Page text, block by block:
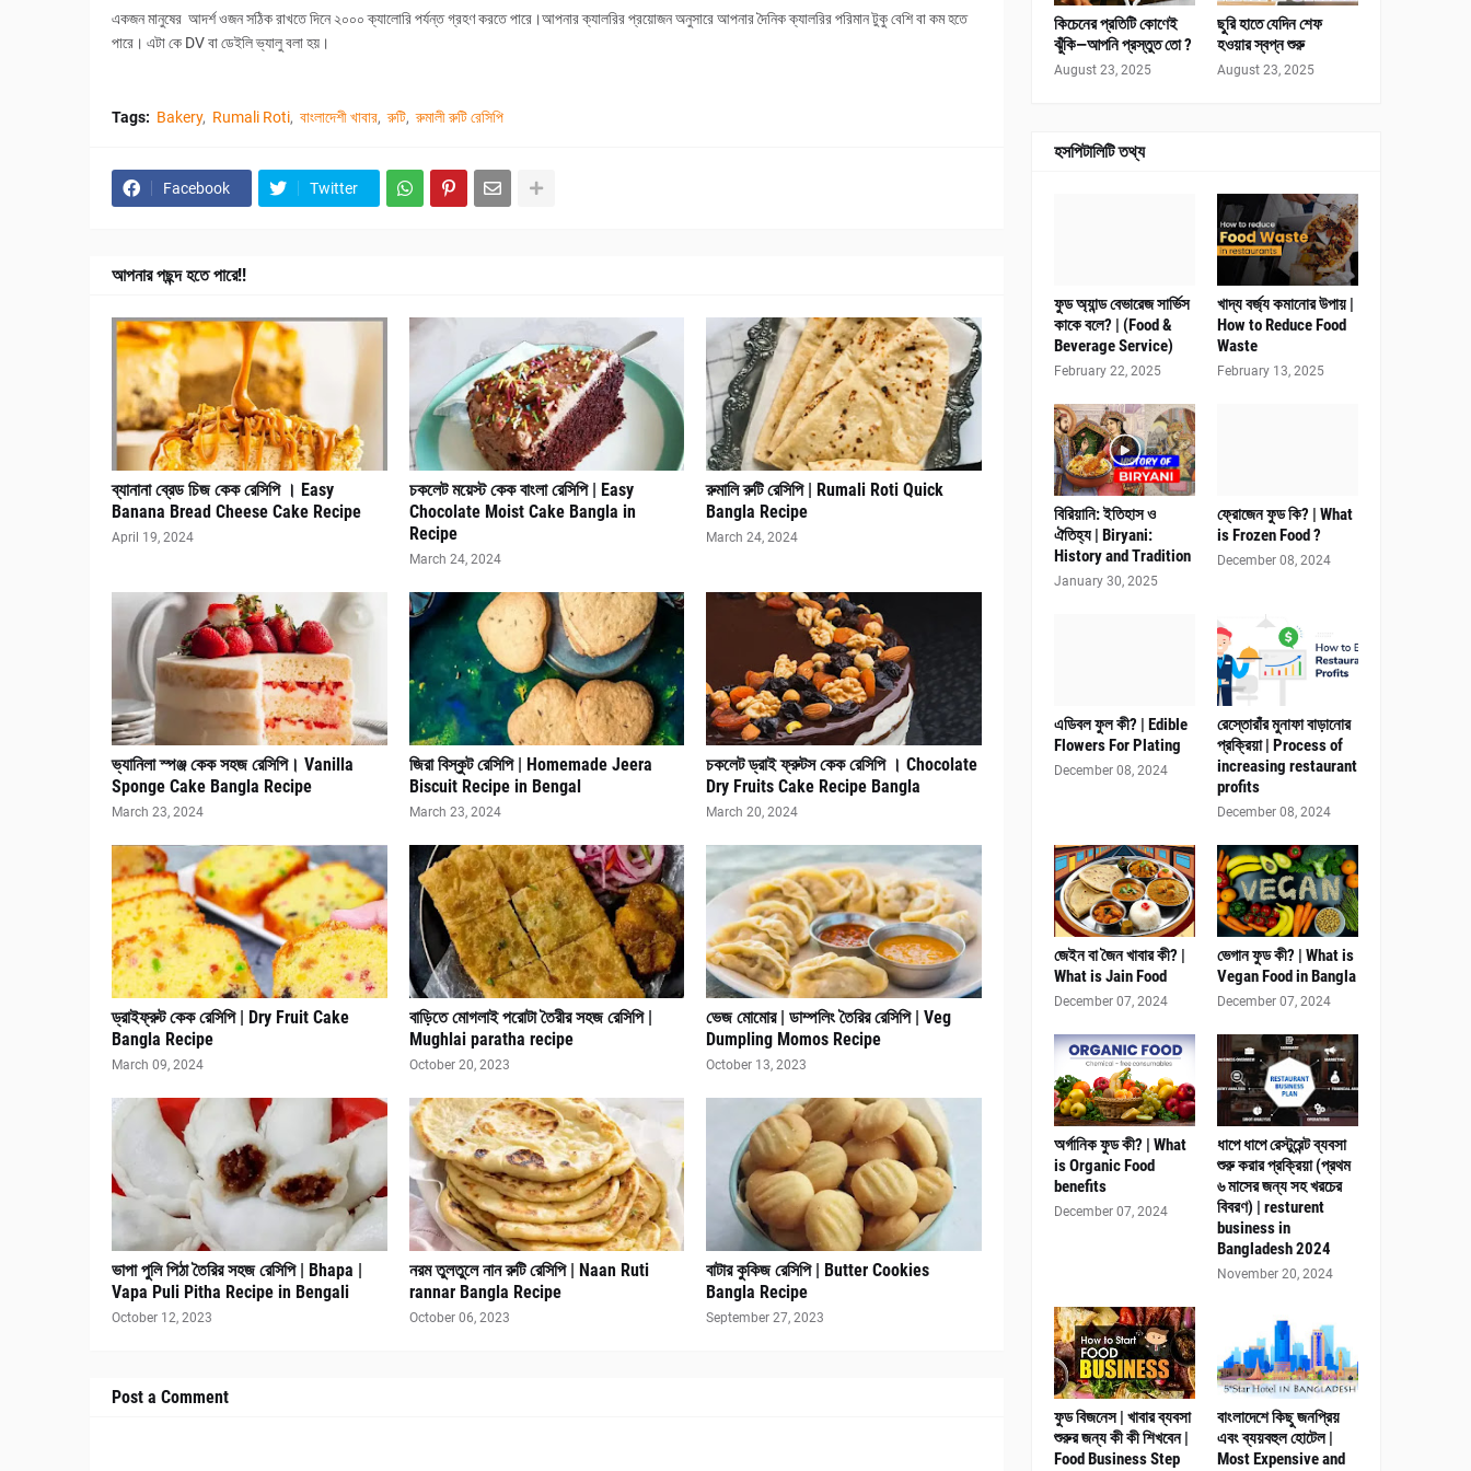
একজন মানুষের আদর্শ ওজন সঠিক রাখতে দিনে ২০০০ ক্যালোরি পর্যন্ত গ্রহণ করতে পারে।আপনার ক্যালরির প্রয়োজন অনুসারে আপনার দৈনিক ক্যালরির পরিমান টুকু বেশি বা কম হতে
পারে। এটা কে DV বা ডেইলি ভ্যালু বলা হয়।
Tags: Bakery Rumali Roti বাংলাদেশী খাবার রুটি রুমালী রুটি রেসিপি
Facebook Twitter
আপনার পছন্দ হতে পারে!!
ব্যানানা ব্রেড চিজ কেক রেসিপি । Easy
Banana Bread Cheese Cake Recipe
April 19, 2024
চকলেট ময়েস্ট কেক বাংলা রেসিপি | Easy ​
Chocolate Moist Cake Bangla in
Recipe
March 24, 2024
রুমালি রুটি রেসিপি | Rumali Roti Quick
Bangla Recipe
March 24, 2024
ভ্যানিলা স্পঞ্জ কেক সহজ রেসিপি। Vanilla
Sponge Cake Bangla Recipe
March 23, 2024
জিরা বিস্কুট রেসিপি | Homemade Jeera
Biscuit Recipe in Bengal
March 23, 2024
চকলেট ড্রাই ফ্রুটস কেক রেসিপি । Chocolate
Dry Fruits Cake Recipe Bangla
March 20, 2024
ড্রাইফ্রুট কেক রেসিপি | Dry Fruit Cake
Bangla Recipe
March 09, 2024
বাড়িতে মোগলাই পরোটা তৈরীর সহজ রেসিপি |
Mughlai paratha recipe
October 20, 2023
ভেজ মোমোর | ডাম্পলিং তৈরির রেসিপি | Veg
Dumpling Momos Recipe
October 13, 2023
ভাপা পুলি পিঠা তৈরির সহজ রেসিপি | Bhapa |
Vapa Puli Pitha Recipe in Bengali
October 12, 2023
নরম তুলতুলে নান রুটি রেসিপি | Naan Ruti
rannar Bangla Recipe
October 06, 2023
বাটার কুকিজ রেসিপি | Butter Cookies
Bangla Recipe
September 27, 2023
Post a Comment
কিচেনের প্রতিটি কোণেই
ঝুঁকি—আপনি প্রস্তুত তো ?
August 23, 2025
ছুরি হাতে যেদিন শেফ
হওয়ার স্বপ্ন শুরু
August 23, 2025
হসপিটালিটি তথ্য
ফুড অ্যান্ড বেভারেজ সার্ভিস
কাকে বলে? | (Food &
Beverage Service)
February 22, 2025
খাদ্য বর্জ্য কমানোর উপায় |
How to Reduce Food
Waste
February 13, 2025
বিরিয়ানি: ইতিহাস ও
ঐতিহ্য | Biryani:
History and Tradition
January 30, 2025
ফ্রোজেন ফুড কি? | What
is Frozen Food ?
December 08, 2024
এডিবল ফুল কী? | Edible
Flowers For Plating
December 08, 2024
রেস্তোরাঁর মুনাফা বাড়ানোর
প্রক্রিয়া | Process of
increasing restaurant
profits
December 08, 2024
জেইন বা জৈন খাবার কী? |
What is Jain Food
December 07, 2024
ভেগান ফুড কী? | What is
Vegan Food in Bangla
December 07, 2024
অর্গানিক ফুড কী? | What
is Organic Food
benefits
December 07, 2024
ধাপে ধাপে রেস্টুরেন্ট ব্যবসা
শুরু করার প্রক্রিয়া (প্রথম
৬ মাসের জন্য সহ খরচের
বিবরণ) | resturent
business in
Bangladesh 2024
November 20, 2024
ফুড বিজনেস | খাবার ব্যবসা
শুরুর জন্য কী কী শিখবেন |
Food Business Step
বাংলাদেশে কিছু জনপ্রিয়
এবং ব্যয়বহুল হোটেল |
Most Expensive and